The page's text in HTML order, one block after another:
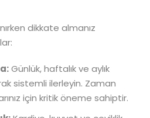
dikkate almanız
Günlük, haftalık ve aylık
sistemli ilerleyin. Zaman
için kritik öneme sahiptir.